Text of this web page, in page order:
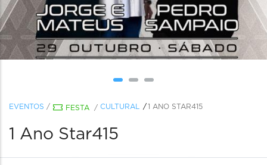
EVENTOS / FESTA / CULTURAL 1 ANO STAR415
1 Ano Star415